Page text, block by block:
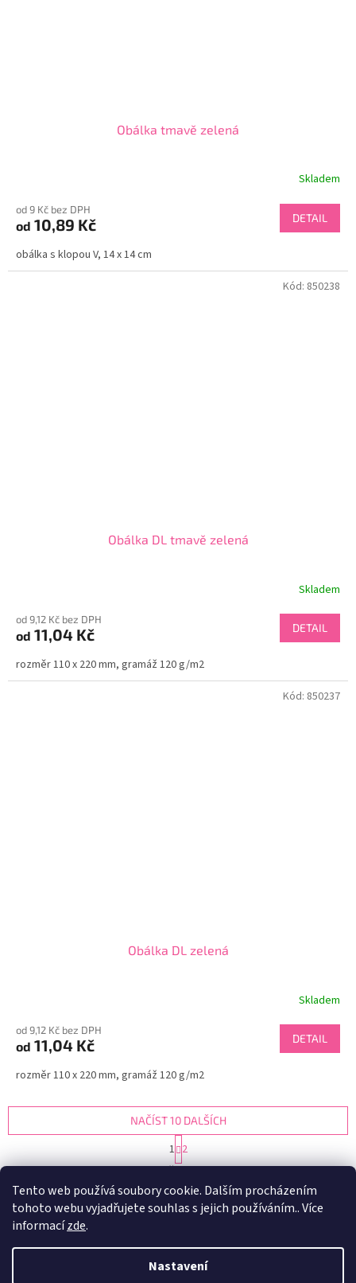
Tento web používá soubory cookie. Dalším procházením
tohoto webu vyjadřujete souhlas s jejich používáním.. Více
informacízde.
Nastavení
Obálka tmavě zelená
Skladem
od 9 Kč bez DPH
od 10,89 Kč DETAIL
obálka s klopou V, 14 x 14 cm
Obálka DL tmavě zelená
Skladem
od 9,12 Kč bez DPH
od 11,04 Kč DETAIL
rozměr 110 x 220 mm, gramáž 120 g/m2
Kód: 850238
Obálka DL zelená
Skladem
od 9,12 Kč bez DPH
od 11,04 Kč DETAIL
rozměr 110 x 220 mm, gramáž 120 g/m2
Kód: 850237
O
l
á
c
í
NAČÍST 10 DALŠÍCH
S
t
r
n
k
á
n
1 2
22položek celkem
NAHORU
Vytvořil Shoptet